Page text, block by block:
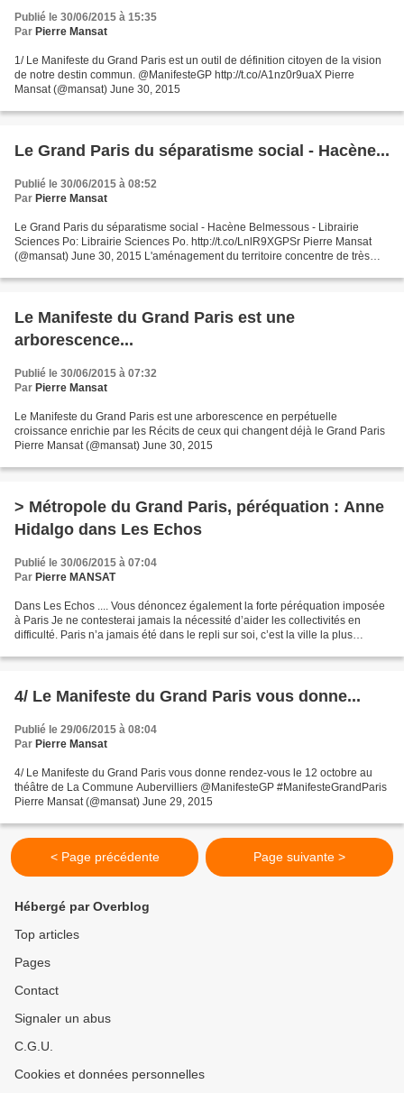
Publié le 30/06/2015 à 15:35
Par Pierre Mansat
1/ Le Manifeste du Grand Paris est un outil de définition citoyen de la vision
de notre destin commun. @ManifesteGP http://t.co/A1nz0r9uaX Pierre
Mansat (@mansat) June 30, 2015
Le Grand Paris du séparatisme social - Hacène...
Publié le 30/06/2015 à 08:52
Par Pierre Mansat
Le Grand Paris du séparatisme social - Hacène Belmessous - Librairie
Sciences Po: Librairie Sciences Po. http://t.co/LnlR9XGPSr Pierre Mansat
(@mansat) June 30, 2015 L'aménagement du territoire concentre de très
Le Manifeste du Grand Paris est une
arborescence...
Publié le 30/06/2015 à 07:32
Par Pierre Mansat
Le Manifeste du Grand Paris est une arborescence en perpétuelle
croissance enrichie par les Récits de ceux qui changent déjà le Grand Paris
Pierre Mansat (@mansat) June 30, 2015
> Métropole du Grand Paris, péréquation : Anne
Hidalgo dans Les Echos
Publié le 30/06/2015 à 07:04
Par Pierre MANSAT
Dans Les Echos .... Vous dénoncez également la forte péréquation imposée
à Paris Je ne contesterai jamais la nécessité d’aider les collectivités en
difficulté. Paris n’a jamais été dans le repli sur soi, c’est la ville la plus
4/ Le Manifeste du Grand Paris vous donne...
Publié le 29/06/2015 à 08:04
Par Pierre Mansat
4/ Le Manifeste du Grand Paris vous donne rendez-vous le 12 octobre au
théâtre de La Commune Aubervilliers @ManifesteGP #ManifesteGrandParis
Pierre Mansat (@mansat) June 29, 2015
< Page précédente Page suivante >
Hébergé par Overblog
Top articles
Pages
Contact
Signaler un abus
C.G.U.
Cookies et données personnelles